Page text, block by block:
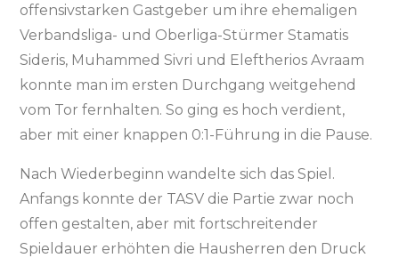
offensivstarken Gastgeber um ihre ehemaligen
Verbandsliga- und Oberliga-Stürmer Stamatis
Sideris, Muhammed Sivri und Eleftherios Avraam
konnte man im ersten Durchgang weitgehend
vom Tor fernhalten. So ging es hoch verdient,
aber mit einer knappen 0:1-Führung in die Pause.
Nach Wiederbeginn wandelte sich das Spiel.
Anfangs konnte der TASV die Partie zwar noch
offen gestalten, aber mit fortschreitender
Spieldauer erhöhten die Hausherren den Druck